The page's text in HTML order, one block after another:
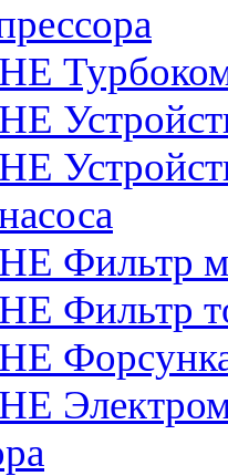
Фильтр
Фильтр